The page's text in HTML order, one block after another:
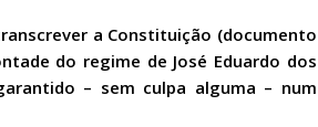
a Constituição (documento
do regime de José Eduardo dos
– sem culpa alguma – num